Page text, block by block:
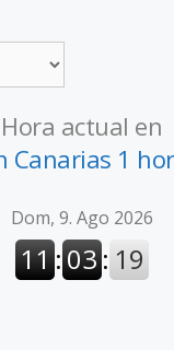
Hora actual en
Canarias 1